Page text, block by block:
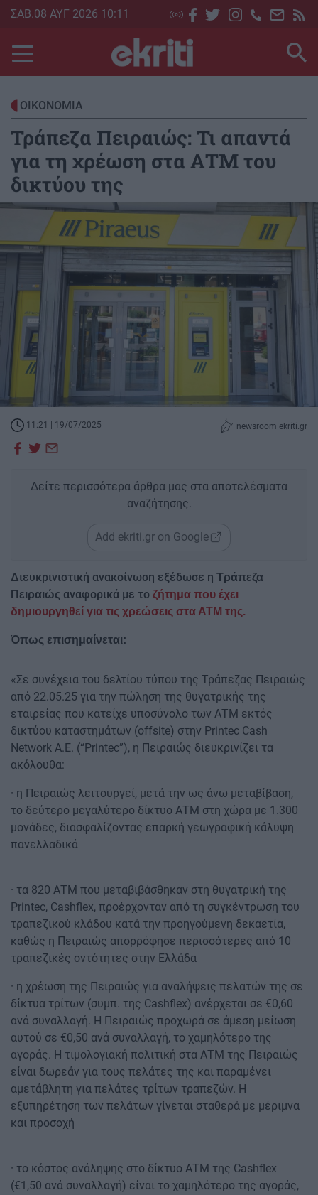
Skip
main
content
ΣΑΒ.08 ΑΥΓ 2026 10:11
ΟΙΚΟΝΟΜΙΑ
Τράπεζα Πειραιώς: Τι απαντά
για τη χρέωση στα ΑΤΜ του
δικτύου της
11:21 | 19/07/2025 newsroom ekriti.gr
Δείτε περισσότερα άρθρα μας στα αποτελέσματα
αναζήτησης.
Add ekriti.gr on Google
Διευκρινιστική ανακοίνωση εξέδωσε η Τράπεζα
Πειραιώς αναφορικά με το ζήτημα που έχει
δημιουργηθεί για τις χρεώσεις στα ΑΤΜ της.
Όπως επισημαίνεται:
«Σε συνέχεια του δελτίου τύπου της Τράπεζας Πειραιώς
από 22.05.25 για την πώληση της θυγατρικής της
εταιρείας που κατείχε υποσύνολο των ΑΤΜ εκτός
δικτύου καταστημάτων (offsite) στην Printec Cash
Network A.E. (“Printec”), η Πειραιώς διευκρινίζει τα
ακόλουθα:
· η Πειραιώς λειτουργεί, μετά την ως άνω μεταβίβαση,
το δεύτερο μεγαλύτερο δίκτυο ΑΤΜ στη χώρα με 1.300
μονάδες, διασφαλίζοντας επαρκή γεωγραφική κάλυψη
πανελλαδικά
· τα 820 ΑΤΜ που μεταβιβάσθηκαν στη θυγατρική της
Printec, Cashflex, προέρχονταν από τη συγκέντρωση του
τραπεζικού κλάδου κατά την προηγούμενη δεκαετία,
καθώς η Πειραιώς απορρόφησε περισσότερες από 10
τραπεζικές οντότητες στην Ελλάδα
· η χρέωση της Πειραιώς για αναλήψεις πελατών της σε
δίκτυα τρίτων (συμπ. της Cashflex) ανέρχεται σε €0,60
ανά συναλλαγή. Η Πειραιώς προχωρά σε άμεση μείωση
αυτού σε €0,50 ανά συναλλαγή, το χαμηλότερο της
αγοράς. Η τιμολογιακή πολιτική στα ΑΤΜ της Πειραιώς
είναι δωρεάν για τους πελάτες της και παραμένει
αμετάβλητη για πελάτες τρίτων τραπεζών. H
εξυπηρέτηση των πελάτων γίνεται σταθερά με μέριμνα
και προσοχή
· το κόστος ανάληψης στο δίκτυο ΑΤΜ της Cashflex
(€1,50 ανά συναλλαγή) είναι το χαμηλότερο της αγοράς,